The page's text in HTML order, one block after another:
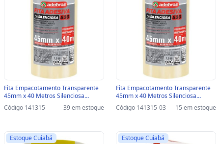
Fita Empacotamento Transparente
45mm x 40 Metros Silenciosa
Adelbras - Pacote com 4 Unidades -
832000000 - 832000000
Código 141315 39 em estoque
Fita Empacotamento Transparente
45mm x 40 Metros Silenciosa
Adelbras - Pacote com 4 Unidades -
832000000-SINOP-03 - 832000000
Código 141315-03 15 em estoque
Estoque Cuiabá Estoque Cuiabá